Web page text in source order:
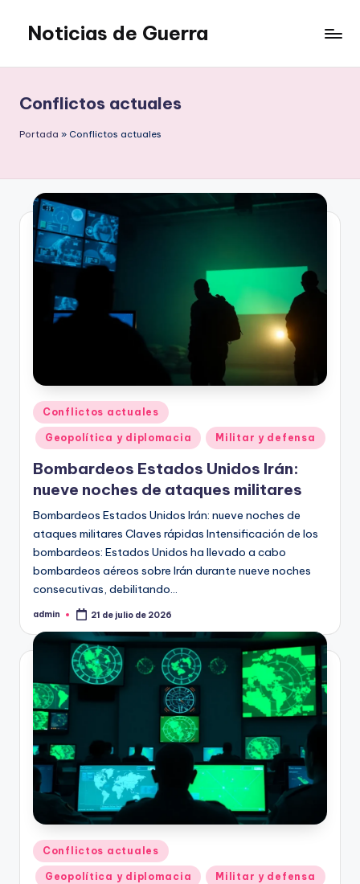
Saltar
contenido
Noticias de Guerra
Conflictos actuales
Portada » Conflictos actuales
Publicado
en
Conflictos actuales
Geopolítica y diplomacia Militar y defensa
Bombardeos Estados Unidos Irán:
nueve noches de ataques militares
Bombardeos Estados Unidos Irán: nueve noches de
ataques militares Claves rápidas Intensificación de los
bombardeos: Estados Unidos ha llevado a cabo
bombardeos aéreos sobre Irán durante nueve noches
consecutivas, debilitando…
Publicado
admin 21 de julio de 2026
Publicado
en
Conflictos actuales
Geopolítica y diplomacia Militar y defensa